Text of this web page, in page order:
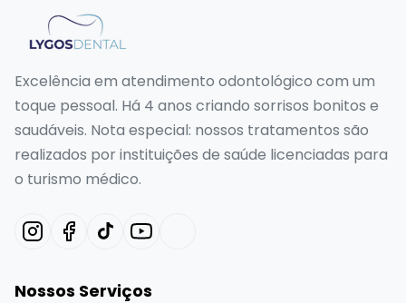
Excelência em atendimento odontológico com um
toque pessoal. Há 4 anos criando sorrisos bonitos e
saudáveis. Nota especial: nossos tratamentos são
realizados por instituições de saúde licenciadas para
o turismo médico.
Nossos Serviços